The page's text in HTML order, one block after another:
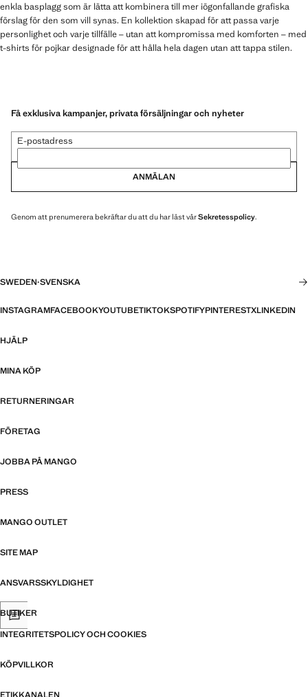
enkla basplagg som är lätta att kombinera till mer iögonfallande grafiska
förslag för den som vill synas. En kollektion skapad för att passa varje
personlighet och varje tillfälle – utan att kompromissa med komforten – med
t-shirts för pojkar designade för att hålla hela dagen utan att tappa stilen.
Få exklusiva kampanjer, privata försäljningar och nyheter
E-postadress
ANMÄLAN
Genom att prenumerera bekräftar du att du har läst vårSekretesspolicy.
SWEDEN·SVENSKA
INSTAGRAMFACEBOOKYOUTUBETIKTOKSPOTIFYPINTERESTXLINKEDIN
HJÄLP
MINA KÖP
RETURNERINGAR
FÖRETAG
JOBBA PÅ MANGO
PRESS
MANGO OUTLET
SITE MAP
ANSVARSSKYLDIGHET
BUTIKER
INTEGRITETSPOLICY OCH COOKIES
KÖPVILLKOR